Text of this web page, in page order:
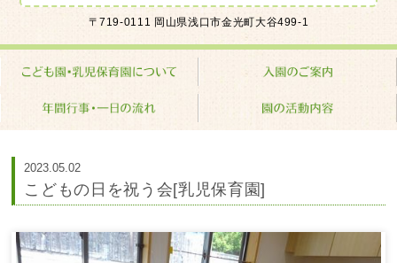
金光学園こども園･乳児保育園 学校
法人 金光学園
〒719-0111 岡山県浅口市金光町大谷499-1
2023.05.02
こどもの日を祝う会[乳児保育園]